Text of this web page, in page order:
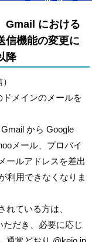
Gmail における
信機能の変更に
降
ドメインのメールを
から Google
メール、プロバイ
ールアドレスを差出
利用できなくなりま
れている方は、
だき、必要に応じ